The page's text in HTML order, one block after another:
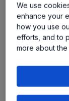
流变直流、直
够精确控制功
少能量损失，
这些电力电子
率，还能增强
如可再生能源
We use
enhance your
how you use
efforts, and to
more about